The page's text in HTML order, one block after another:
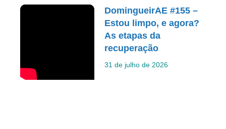
DomingueirAE #155 –
Estou limpo, e agora?
As etapas da
recuperação
31 de julho de 2026